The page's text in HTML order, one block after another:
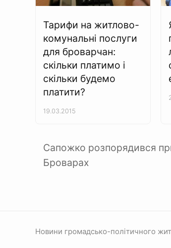
Тарифи на житлово-
комунальні послуги
для броварчан:
скільки платимо і
скільки будемо
платити?
19.03.2015
Сапожко розпорядився
Броварах
Новини громадсько-політичного